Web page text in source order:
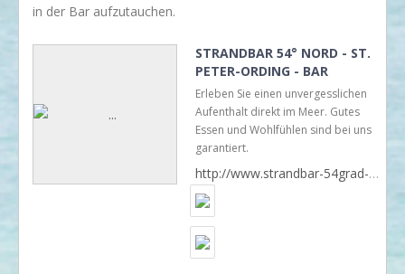
in der Bar aufzutauchen.
STRANDBAR 54° NORD - ST.
PETER-ORDING - BAR
RESTAURANT UND CAFE
Erleben Sie einen unvergesslichen
Aufenthalt direkt im Meer. Gutes
Essen und Wohlfühlen sind bei uns
garantiert.
http://www.strandbar-54grad-nord.de/